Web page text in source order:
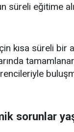
süreli eğitime
kısa süreli bir
sorunlar